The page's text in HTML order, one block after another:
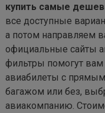
купить самые
все доступные
а потом направляем
официальные сайты
фильтры помогут
авиабилеты с
багажом или без,
авиакомпанию.